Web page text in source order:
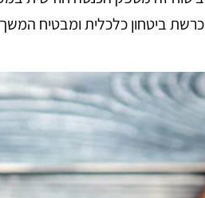
כרשת ביטחון כלכלית ומבטיח